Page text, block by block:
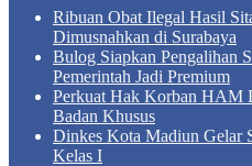
Ribuan Obat Ilegal Hasil
Dimusnahkan di Surabaya
Bulog Siapkan Pengalihan
Pemerintah Jadi Premium
Perkuat Hak Korban HAM
Badan Khusus
Dinkes Kota Madiun Gelar
Kelas I